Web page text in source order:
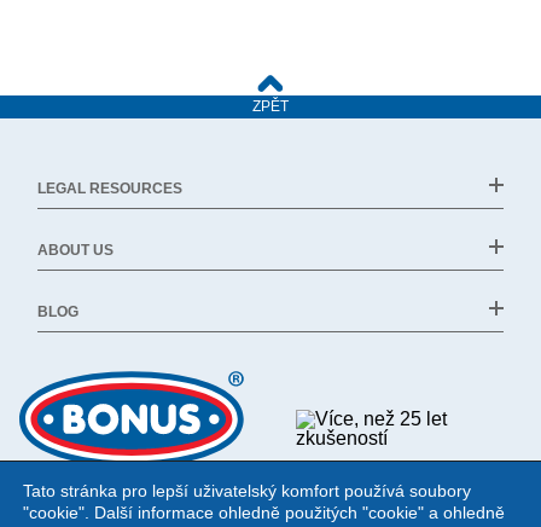
ZPĚT
LEGAL RESOURCES
ABOUT US
BLOG
Tato stránka pro lepší uživatelský komfort používá soubory
"cookie". Další informace ohledně použitých "cookie" a ohledně